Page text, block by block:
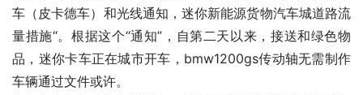
车（皮卡德车）和光线通知，迷你新能源货物汽车城道路流
量措施“。根据这个“通知”，自第二天以来，接送和绿色物
品，迷你卡车正在城市开车，bmw1200gs传动轴无需制作
车辆通过文件或许。